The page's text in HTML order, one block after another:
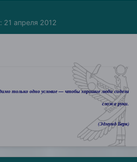
21 апреля 2012
только одно условие — чтобы хорошие люди сидели
сложа руки.
(Эдмунд Берк)